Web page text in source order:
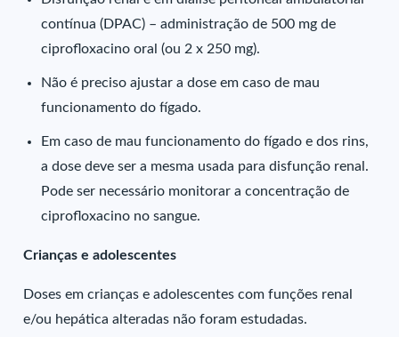
contínua (DPAC) – administração de 500 mg de
ciprofloxacino oral (ou 2 x 250 mg).
Não é preciso ajustar a dose em caso de mau
funcionamento do fígado.
Em caso de mau funcionamento do fígado e dos rins,
a dose deve ser a mesma usada para disfunção renal.
Pode ser necessário monitorar a concentração de
ciprofloxacino no sangue.
Crianças e adolescentes
Doses em crianças e adolescentes com funções renal
e/ou hepática alteradas não foram estudadas.